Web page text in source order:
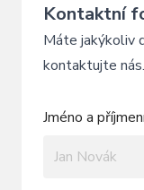
Kontaktní
Máte jakýkoliv
kontaktujte nás.
Jméno a